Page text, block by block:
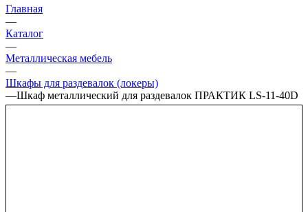
Главная
—
Каталог
—
Металлическая мебель
—
Шкафы для раздевалок (локеры)
—Шкаф металлический для раздевалок ПРАКТИК LS-11-40D